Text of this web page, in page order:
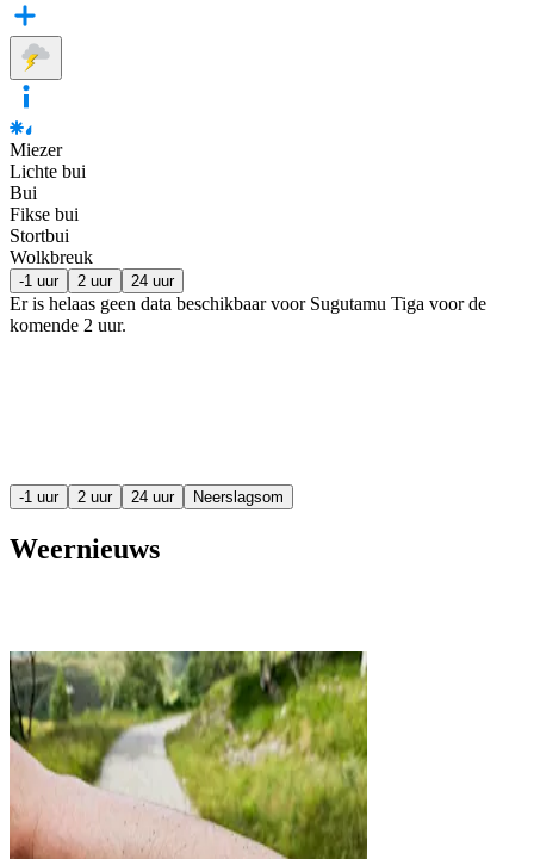
Miezer
Lichte bui
Bui
Fikse bui
Stortbui
Wolkbreuk
-1 uur 2 uur 24 uur
Er is helaas geen data beschikbaar voor Sugutamu Tiga voor de
komende 2 uur.
-1 uur 2 uur 24 uur Neerslagsom
Weernieuws